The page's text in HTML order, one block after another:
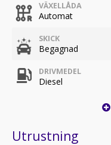
VÄXELLÅDA
Automat
SKICK
Begagnad
DRIVMEDEL
Diesel
Utrustning